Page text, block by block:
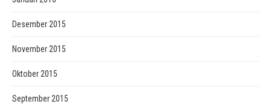
Desember 2015
November 2015
Oktober 2015
September 2015